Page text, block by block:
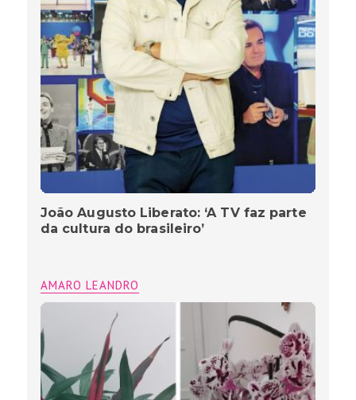
João Augusto Liberato: ‘A TV faz parte
da cultura do brasileiro’
AMARO LEANDRO